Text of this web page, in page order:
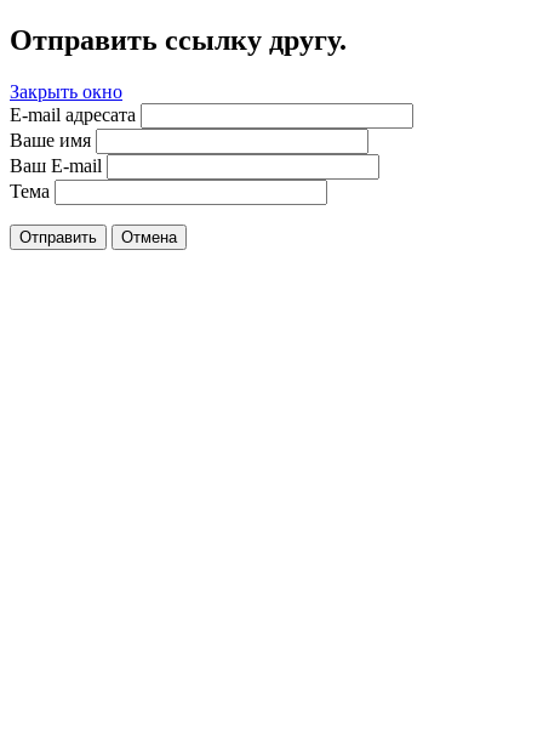
Отправить ссылку другу.
Закрыть окно
E-mail адресата
Ваше имя
Ваш E-mail
Тема
Отправить Отмена